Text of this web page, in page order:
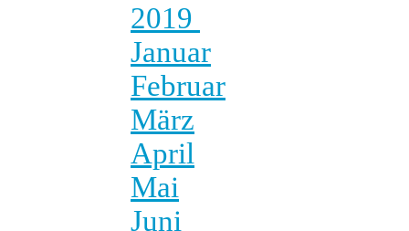
2019
Januar
Februar
März
April
Mai
Juni